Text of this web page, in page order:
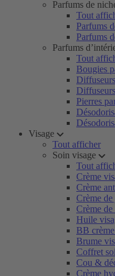
Parfums de
Tout
Parfums
Parfums
Parfums
Tout
Bougies
Pierres
Visage
Tout afficher
Soin visage
Tout
Crème
Crème
Crème
Crème
Huile
BB
Brume
Coffret
Cou &
Crème